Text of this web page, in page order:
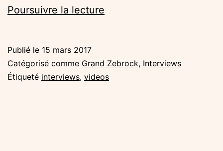
Poursuivre la lecture
Gisèle
Pape
Publié le 15 mars 2017
Catégorisé comme Grand Zebrock, Interviews
Étiqueté interviews, videos